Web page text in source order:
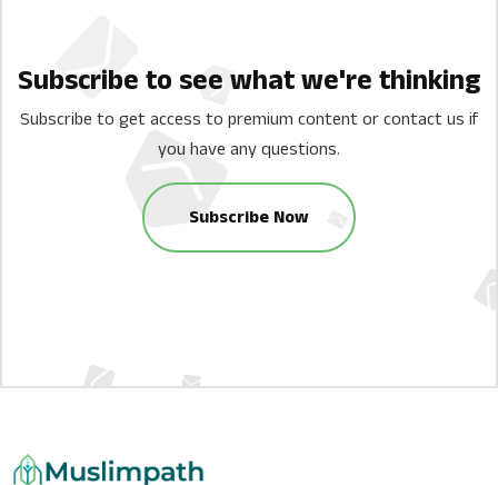
Subscribe to see what we're thinking
Subscribe to get access to premium content or contact us if
you have any questions.
Subscribe Now